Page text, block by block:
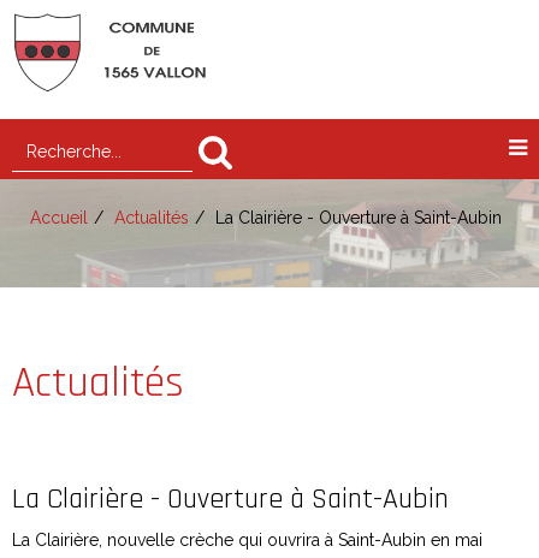
Accueil Actualités La Clairière - Ouverture à Saint-Aubin
Actualités
La Clairière - Ouverture à Saint-Aubin
La Clairière, nouvelle crèche qui ouvrira à Saint-Aubin en mai